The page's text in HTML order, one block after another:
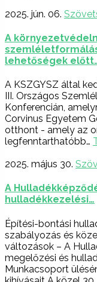
2025. jún. 06.
A
lehetőségek
A KSZGYSZ által
III. Országos
Konferencián,
Corvinus Egyetem
otthont - amely az
legfenntarthatóbb…
2025. május 30.
A
hulladékkezelési…
Építési-bontási
szabályozás és
változások – A
megelőzési és
Munkacsoport